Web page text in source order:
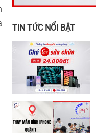
TIN TỨC NỔI BẬT